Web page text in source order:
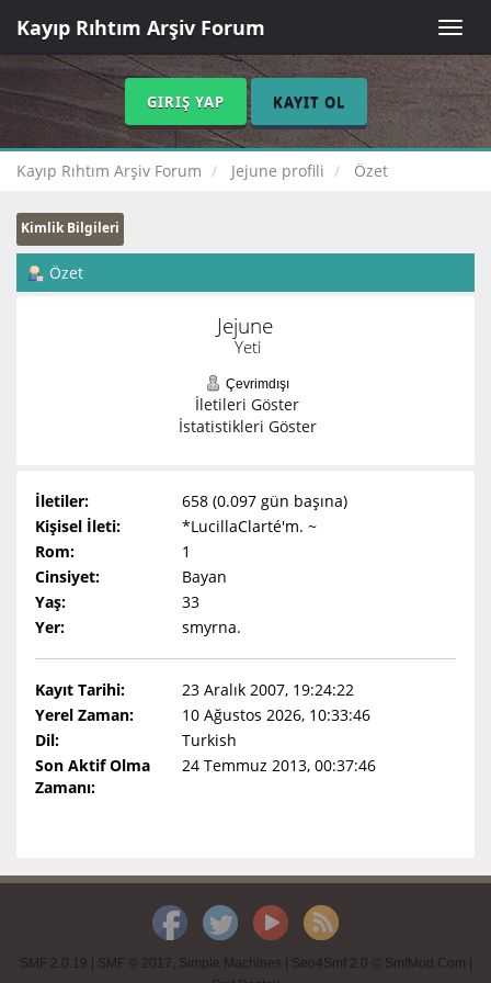
Toggle
Kayıp Rıhtım Arşiv Forum
GIRIŞ YAP KAYIT OL
Kayıp Rıhtım Arşiv Forum Jejune profili Özet
Kimlik Bilgileri
Özet
Jejune
Yeti
Çevrimdışı
İletileri Göster
İstatistikleri Göster
İletiler:
658 (0.097 gün başına)
Kişisel İleti:
*LucillaClarté'm. ~
Rom:
1
Cinsiyet:
Bayan
Yaş:
33
Yer:
smyrna.
Kayıt Tarihi:
23 Aralık 2007, 19:24:22
Yerel Zaman:
10 Ağustos 2026, 10:33:46
Dil:
Turkish
Son Aktif Olma
Zamanı:
24 Temmuz 2013, 00:37:46
SMF 2.0.19 SMF © 2017, Simple Machines Seo4Smf 2.0 © SmfMod.Com